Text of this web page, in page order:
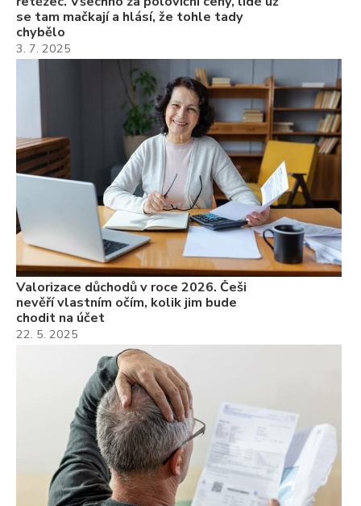
se tam mačkají a hlásí, že tohle tady
chybělo
3. 7. 2025
Valorizace důchodů v roce 2026. Češi
nevěří vlastním očím, kolik jim bude
chodit na účet
22. 5. 2025